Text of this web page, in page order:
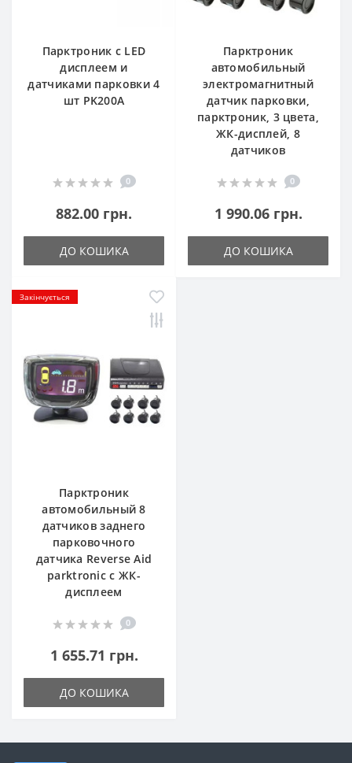
Парктроник с LED
дисплеем и
датчиками парковки 4
шт PK200A
0
882.00 грн.
ДО КОШИКА
Парктроник
автомобильный
электромагнитный
датчик парковки,
парктроник, 3 цвета,
ЖК-дисплей, 8
датчиков
0
1 990.06 грн.
ДО КОШИКА
Закінчується
Парктроник
автомобильный 8
датчиков заднего
парковочного
датчика Reverse Aid
parktronic с ЖК-
дисплеем
0
1 655.71 грн.
ДО КОШИКА